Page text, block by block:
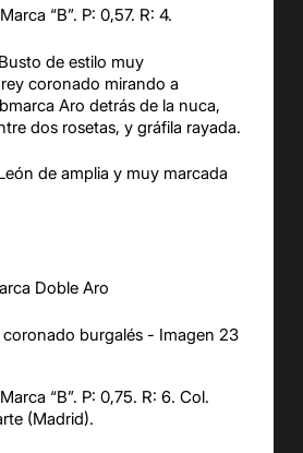
“B”. P: 0,57. R: 4.
de estilo muy
coronado mirando a
Aro detrás de la nuca,
dos rosetas, y gráfila rayada.
de amplia y muy marcada
Doble Aro
“B”. P: 0,75. R: 6. Col.
(Madrid).